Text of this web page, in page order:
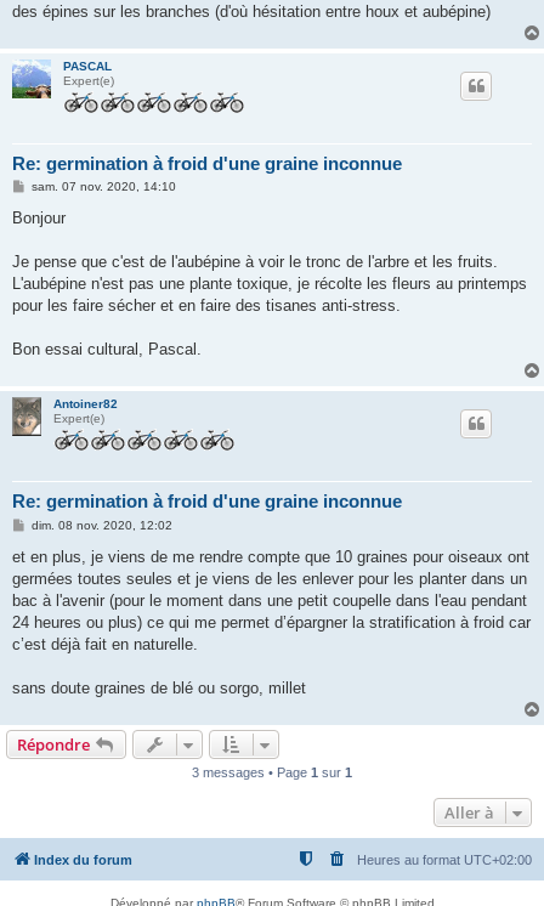
des épines sur les branches (d'où hésitation entre houx et aubépine)
PASCAL
Expert(e)
Re: germination à froid d'une graine inconnue
M
s
g
sam. 07 nov. 2020, 14:10
Bonjour
Je pense que c'est de l'aubépine à voir le tronc de l'arbre et les fruits.
L'aubépine n'est pas une plante toxique, je récolte les fleurs au printemps
pour les faire sécher et en faire des tisanes anti-stress.
Bon essai cultural, Pascal.
Antoiner82
Expert(e)
Re: germination à froid d'une graine inconnue
M
s
a
g
dim. 08 nov. 2020, 12:02
et en plus, je viens de me rendre compte que 10 graines pour oiseaux ont
germées toutes seules et je viens de les enlever pour les planter dans un
bac à l'avenir (pour le moment dans une petit coupelle dans l'eau pendant
24 heures ou plus) ce qui me permet d’épargner la stratification à froid car
c’est déjà fait en naturelle.
sans doute graines de blé ou sorgo, millet
Répondre
3 messages • Page 1 sur 1
Aller à
Index du forum Heures au format UTC+02:00
Développé parphpBB® Forum Software © phpBB Limited